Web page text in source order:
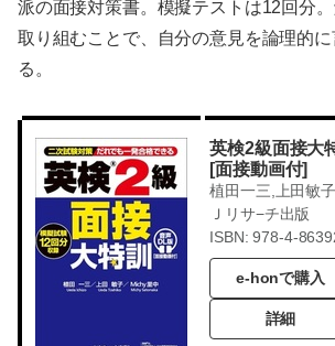
派の面接対策書。模擬テストは12回分
取り組むことで、自分の意見を論理的
る。
英検2級面接大
[面接動画付]
植田一三,上田敏
Ｊリサ−チ出版
ISBN: 978-4-
e-honで購入
詳細